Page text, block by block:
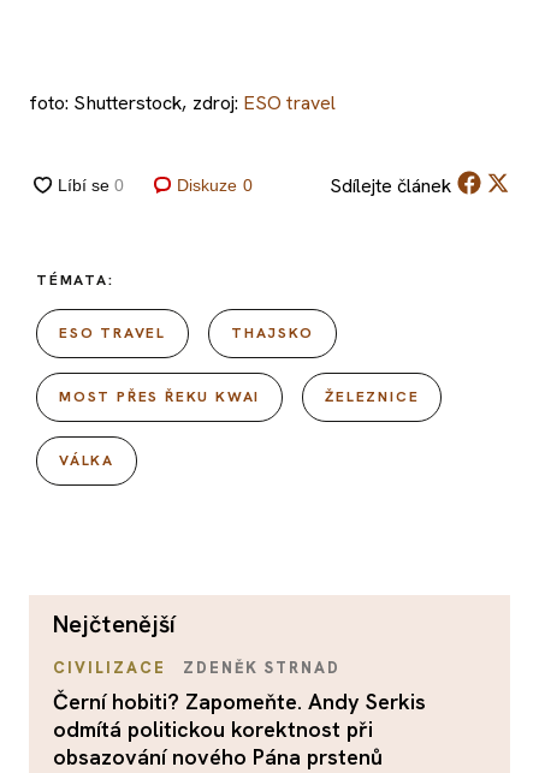
foto: Shutterstock, zdroj: ESO travel
Diskuze 0 Sdílejte článek
TÉMATA:
ESO TRAVEL THAJSKO
MOST PŘES ŘEKU KWAI ŽELEZNICE
VÁLKA
nejčtenější
CIVILIZACE ZDENĚK STRNAD
Černí hobiti? Zapomeňte. Andy Serkis
odmítá politickou korektnost při
obsazování nového Pána prstenů